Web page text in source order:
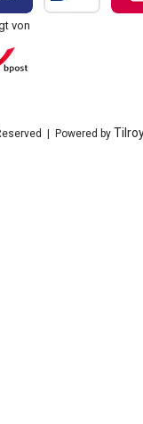
von
| Powered by